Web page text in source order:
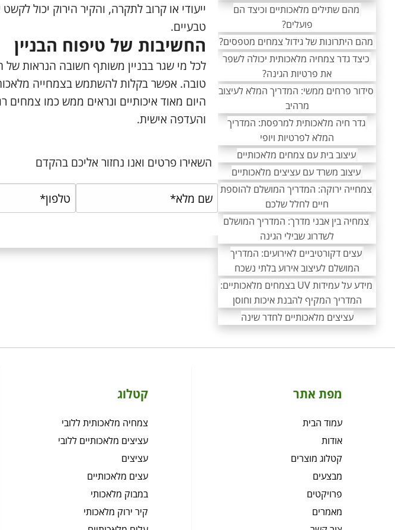
מהם שתילים מלאכותיים וכיצד הם
פועלים?
מהם היתרונות של גידול צמחים מטפסים?
כיצד גדר צמחיה מלאכותית יכולה לשפר
את פרטיות הגינה?
סידור פרחים ממשי: המדריך המלא לעיצוב
מרהיב
גדר חיה מלאכותית למרפסת: המדריך
המלא לפרטיות ויופי
עיצוב בית עם צמחים מלאכותיים
עיצוב משרד עם עציצים מלאכותיים
צמחייה ירוקה: המדריך המושלם להוספת
חיים לחלל שלכם
צמחיה בין אבני מדרך: המדריך המושלם
לשדרוג שבילי הגינה
עצים דקורטיביים לאירועים: המדריך
המושלם לעיצוב אירוע בלתי נשכח
מידע על עמידות UV בצמחים מלאכותיים:
המדריך המקיף להבנת איכות וחוסן
עציצים מלאכותיים לחדר שינה
ייעודי או קרוב לתקרה, והקיר הירוק יכול
טבעיים.
החשיבות של טיפוח הבניין
לכל מי שגר בבניין משותף חשובה הנראות של
טובה. אפשר בקלות להשתמש בצמחייה
היום מאוד איכותיים ונראים ממש כמו צמחים
והעדפה אישית.
השאירו פרטים ואנו נחזור אליכם בהקדם
מפת אתר
עמוד הבית
אודות
קטלוג מוצרים
מבצעים
פרויקטים
מאמרים
קטלוג
צמחיה מלאכותית ללובי
עציצים מלאכותיים ללובי
עציצים
עצים מלאכותיים
במבוק מלאכותי
קיר ירוק מלאכותי